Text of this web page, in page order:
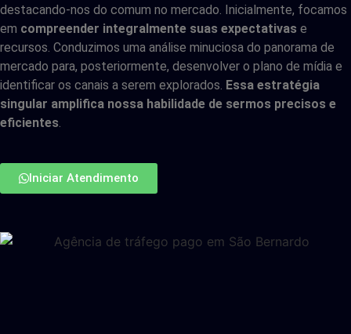
destacando-nos do comum no mercado. Inicialmente, focamos
em compreender integralmente suas expectativas e
recursos. Conduzimos uma análise minuciosa do panorama de
mercado para, posteriormente, desenvolver o plano de mídia e
identificar os canais a serem explorados. Essa estratégia
singular amplifica nossa habilidade de sermos precisos e
eficientes.
Iniciar Atendimento